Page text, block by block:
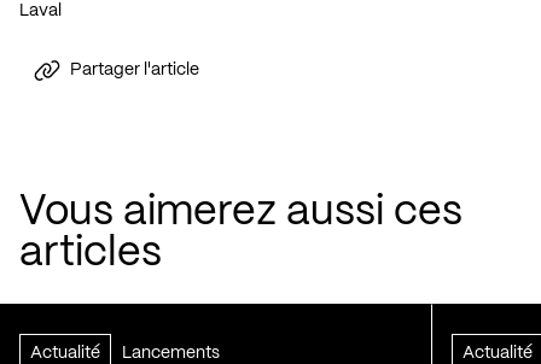
Laval
Partager l'article
Vous aimerez aussi ces
articles
Actualité Lancements Actualité